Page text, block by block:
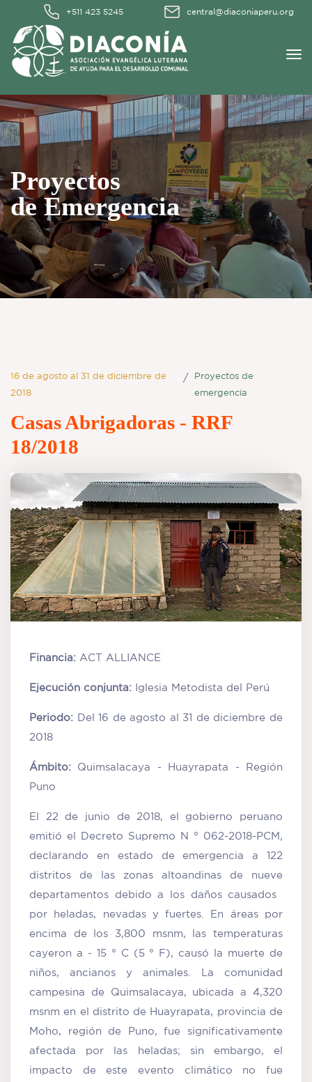
+511 423 5245 central@diaconiaperu.org
Proyectos
de Emergencia
16 de agosto al 31 de diciembre de
2018
/ Proyectos de
emergencia
Casas Abrigadoras - RRF
18/2018
Financia: ACT ALLIANCE
Ejecución conjunta: Iglesia Metodista del Perú
Periodo: Del 16 de agosto al 31 de diciembre de
2018
Ámbito: Quimsalacaya - Huayrapata - Región
Puno
El 22 de junio de 2018, el gobierno peruano
emitió el Decreto Supremo N ° 062-2018-PCM,
declarando en estado de emergencia a 122
distritos de las zonas altoandinas de nueve
departamentos debido a los daños causados ​​
por heladas, nevadas y fuertes. En áreas por
encima de los 3,800 msnm, las temperaturas
cayeron a - 15 ° C (5 ° F), causó la muerte de
niños, ancianos y animales. La comunidad
campesina de Quimsalacaya, ubicada a 4,320
msnm en el distrito de Huayrapata, provincia de
Moho, región de Puno, fue significativamente
afectada por las heladas; sin embargo, el
impacto de este evento climático no fue